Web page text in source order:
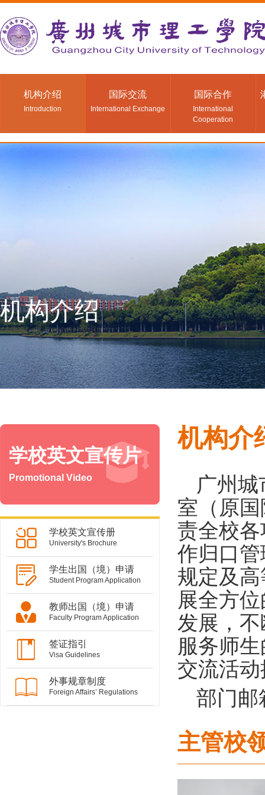
机构介绍
Introduction
国际交流
International Exchange
国际合作
International
Cooperation
机构介绍
学校英文宣传片
Promotional Video
学校英文宣传册
University's Brochure
学生出国（境）申请
Student Program Application
教师出国（境）申请
Faculty Program Application
签证指引
Visa Guidelines
外事规章制度
Foreign Affairs’ Regulations
机构介
广州
室（原
责全校
作归口
规定及
展全方
发展，
服务师
交流活
部门邮
主管校